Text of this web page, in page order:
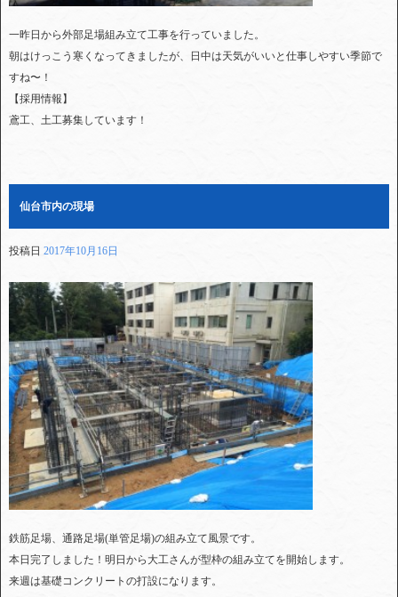
一昨日から外部足場組み立て工事を行っていました。
朝はけっこう寒くなってきましたが、日中は天気がいいと仕事しやすい季節で
すね〜！
【採用情報】
鳶工、土工募集しています！
仙台市内の現場
投稿日 2017年10月16日
鉄筋足場、通路足場(単管足場)の組み立て風景です。
本日完了しました！明日から大工さんが型枠の組み立てを開始します。
来週は基礎コンクリートの打設になります。